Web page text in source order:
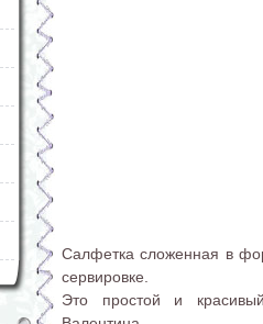
Салфетка сложенная в
сервировке.
Это простой и